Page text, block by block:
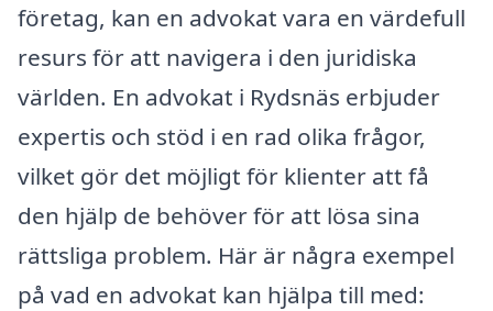
företag, kan en advokat vara en värdefull
resurs för att navigera i den juridiska
världen. En advokat i Rydsnäs erbjuder
expertis och stöd i en rad olika frågor,
vilket gör det möjligt för klienter att få
den hjälp de behöver för att lösa sina
rättsliga problem. Här är några exempel
på vad en advokat kan hjälpa till med: